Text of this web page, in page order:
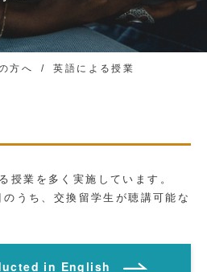
方へ 英語による授業
授業を多く実施しています。
うち、交換留学生が聴講可能な
in English